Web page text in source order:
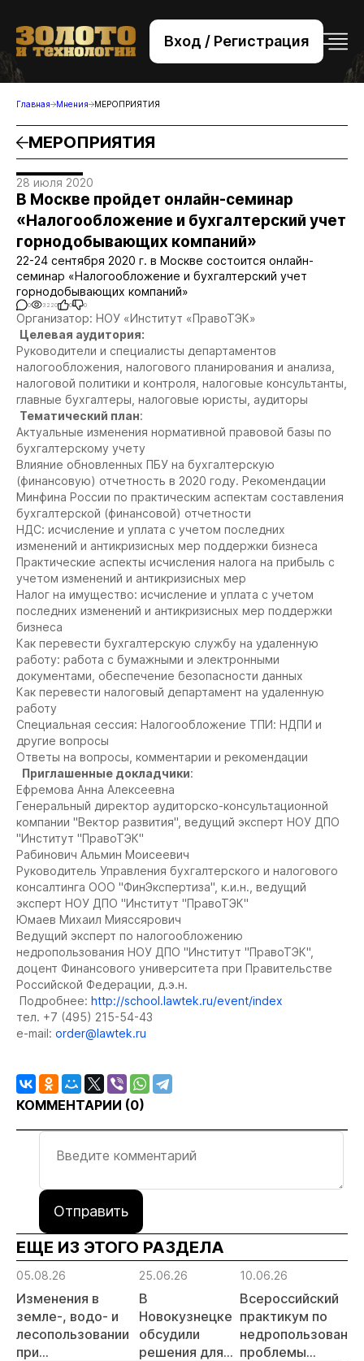
Вход / Регистрация
+7 (495) 221-76-32
bsv@zolteh.ru
Главная Мнения МЕРОПРИЯТИЯ
МЕРОПРИЯТИЯ
28 июля 2020
В Москве пройдет онлайн-семинар
«Налогообложение и бухгалтерский учет
горнодобывающих компаний»
22-24 сентября 2020 г. в Москве состоится онлайн-
семинар «Налогообложение и бухгалтерский учет
горнодобывающих компаний»
0 3220 0 0
Организатор: НОУ «Институт «ПравоТЭК»
Целевая аудитория:
Руководители и специалисты департаментов
налогообложения, налогового планирования и анализа,
налоговой политики и контроля, налоговые консультанты,
главные бухгалтеры, налоговые юристы, аудиторы
Тематический план:
Актуальные изменения нормативной правовой базы по
бухгалтерскому учету
Влияние обновленных ПБУ на бухгалтерскую
(финансовую) отчетность в 2020 году. Рекомендации
Минфина России по практическим аспектам составления
бухгалтерской (финансовой) отчетности
НДС: исчисление и уплата с учетом последних
изменений и антикризисных мер поддержки бизнеса
Практические аспекты исчисления налога на прибыль с
учетом изменений и антикризисных мер
Налог на имущество: исчисление и уплата с учетом
последних изменений и антикризисных мер поддержки
бизнеса
Как перевести бухгалтерскую службу на удаленную
работу: работа с бумажными и электронными
документами, обеспечение безопасности данных
Как перевести налоговый департамент на удаленную
работу
Специальная сессия: Налогообложение ТПИ: НДПИ и
другие вопросы
Ответы на вопросы, комментарии и рекомендации
Приглашенные докладчики:
Ефремова Анна Алексеевна
Генеральный директор аудиторско-консультационной
компании "Вектор развития", ведущий эксперт НОУ ДПО
"Институт "ПравоТЭК"
Рабинович Альмин Моисеевич
Руководитель Управления бухгалтерского и налогового
консалтинга ООО "ФинЭкспертиза", к.и.н., ведущий
эксперт НОУ ДПО "Институт "ПравоТЭК"
Юмаев Михаил Мияссярович
Ведущий эксперт по налогообложению
недропользования НОУ ДПО "Институт "ПравоТЭК",
доцент Финансового университета при Правительстве
Российской Федерации, д.э.н.
Подробнее: http://school.lawtek.ru/event/index
тел. +7 (495) 215-54-43
e-mail: order@lawtek.ru
КОММЕНТАРИИ (0)
Отправить
ЕЩЕ ИЗ ЭТОГО РАЗДЕЛА
05.08.26
Изменения в
земле-, водо- и
лесопользовании
при
25.06.26
В
Новокузнецке
обсудили
решения для
10.06.26
Всероссийский
практикум по
проблемы